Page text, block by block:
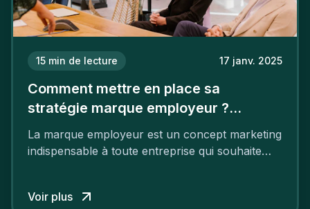
15 min de lecture 17 janv. 2025
Comment mettre en place sa
stratégie marque employeur ?
Découvrez les 7 étapes
La marque employeur est un concept marketing
indispensable à toute entreprise qui souhaite
employeur solide et positive sont évidentes, ce
Voir plus